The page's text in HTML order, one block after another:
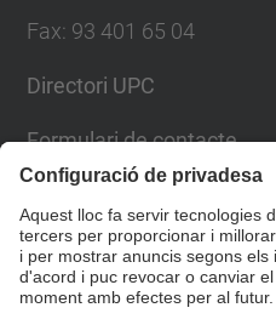
Fax: 93 401 65 04
Directori UPC
Formulari de contacte
© UPC Escola Tècnica Superior
Canals i Ports de Barcelona